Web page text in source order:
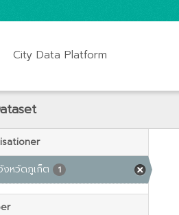
City Data Platform
งหวัดภูเก็ต
1